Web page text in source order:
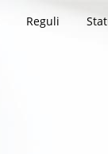
Reguli